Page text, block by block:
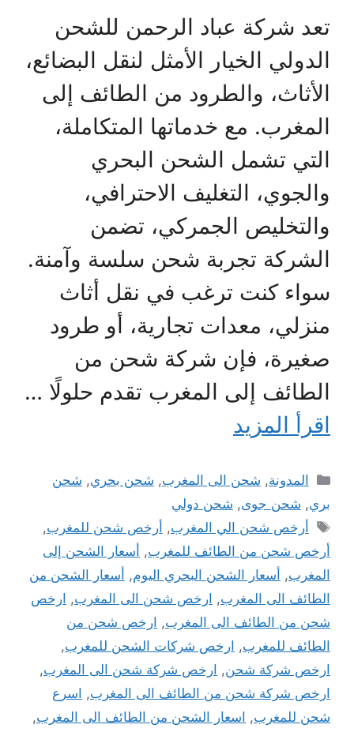
تعد شركة عباد الرحمن للشحن
الدولي الخيار الأمثل لنقل البضائع،
الأثاث، والطرود من الطائف إلى
المغرب. مع خدماتها المتكاملة،
التي تشمل الشحن البحري
والجوي، التغليف الاحترافي،
والتخليص الجمركي، تضمن
الشركة تجربة شحن سلسة وآمنة.
سواء كنت ترغب في نقل أثاث
منزلي، معدات تجارية، أو طرود
صغيرة، فإن شركة شحن من
الطائف إلى المغرب تقدم حلولًا …
اقرأ المزيد
التصنيفات
المدونة, شحن الى المغرب, شحن بحري, شحن
بري, شحن جوى, شحن دولي
الوسوم
أرخص شحن الي المغرب, أرخص شحن للمغرب,
أرخص شحن من الطائف للمغرب, أسعار الشحن إلى
المغرب, أسعار الشحن البحري اليوم, أسعار الشحن من
الطائف الى المغرب, ارخص شحن الى المغرب, ارخص
شحن من الطائف الى المغرب, ارخص شحن من
الطائف للمغرب, ارخص شركات الشحن للمغرب,
ارخص شركة شحن, ارخص شركة شحن الى المغرب,
ارخص شركة شحن من الطائف الى المغرب, اسرع
شحن للمغرب, اسعار الشحن من الطائف الى المغرب,